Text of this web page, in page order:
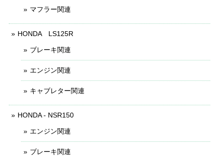
マフラー関連
HONDA LS125R
ブレーキ関連
エンジン関連
キャブレター関連
HONDA - NSR150
エンジン関連
ブレーキ関連